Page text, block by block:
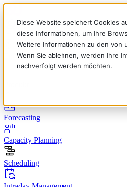
Diese Website speichert Cookies
diese Informationen, um Ihre
Weitere Informationen zu den
Wenn Sie ablehnen, werden Ihre
nachverfolgt werden möchten.
EnglishDeutschFrançais Español
Forecasting
Capacity Planning
Scheduling